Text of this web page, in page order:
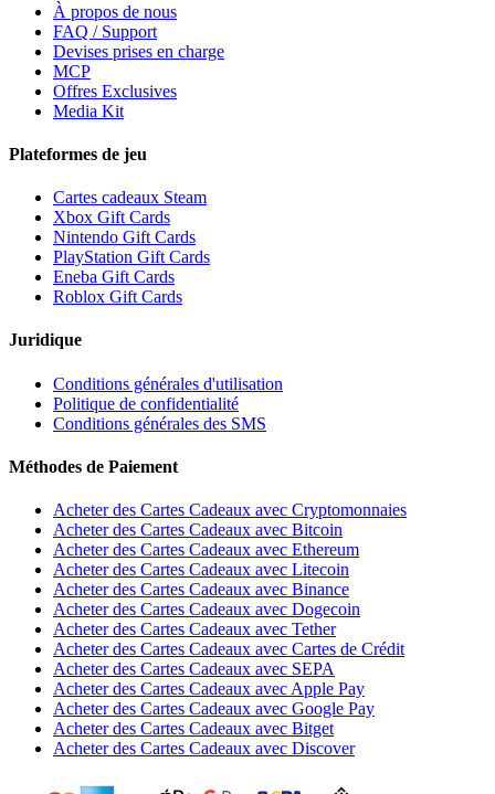
À propos de nous
FAQ / Support
Devises prises en charge
MCP
Offres Exclusives
Media Kit
Plateformes de jeu
Cartes cadeaux Steam
Xbox Gift Cards
Nintendo Gift Cards
PlayStation Gift Cards
Eneba Gift Cards
Roblox Gift Cards
Juridique
Conditions générales d'utilisation
Politique de confidentialité
Conditions générales des SMS
Méthodes de Paiement
Acheter des Cartes Cadeaux avec Cryptomonnaies
Acheter des Cartes Cadeaux avec Bitcoin
Acheter des Cartes Cadeaux avec Ethereum
Acheter des Cartes Cadeaux avec Litecoin
Acheter des Cartes Cadeaux avec Binance
Acheter des Cartes Cadeaux avec Dogecoin
Acheter des Cartes Cadeaux avec Tether
Acheter des Cartes Cadeaux avec Cartes de Crédit
Acheter des Cartes Cadeaux avec SEPA
Acheter des Cartes Cadeaux avec Apple Pay
Acheter des Cartes Cadeaux avec Google Pay
Acheter des Cartes Cadeaux avec Bitget
Acheter des Cartes Cadeaux avec Discover